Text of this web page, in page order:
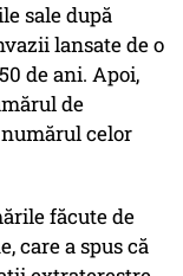
sale după
lansate de o
de ani. Apoi,
de
celor
făcute de
care a spus că